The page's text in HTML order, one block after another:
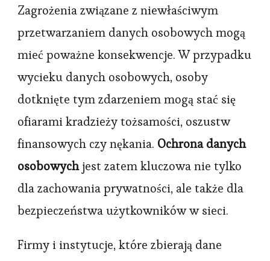
Zagrożenia związane z niewłaściwym
przetwarzaniem danych osobowych mogą
mieć poważne konsekwencje. W przypadku
wycieku danych osobowych, osoby
dotknięte tym zdarzeniem mogą stać się
ofiarami kradzieży tożsamości, oszustw
finansowych czy nękania. Ochrona danych
osobowychjest zatem kluczowa nie tylko
dla zachowania prywatności, ale także dla
bezpieczeństwa użytkowników w sieci.
Firmy i instytucje, które zbierają dane